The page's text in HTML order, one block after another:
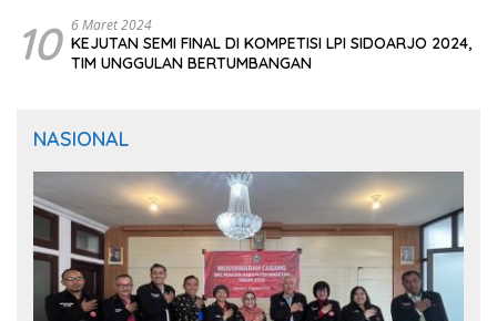
10 6 Maret 2024
KEJUTAN SEMI FINAL DI KOMPETISI LPI SIDOARJO 2024,
TIM UNGGULAN BERTUMBANGAN
NASIONAL